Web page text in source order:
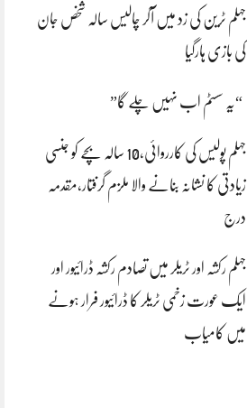
جہلم ٹرین کی زد میں آکر چالیس سالہ شخص جان
کی بازی ہارگیا
“یہ سسٹم اب نہیں چلے گا”
جہلم پولیس کی کارروائی،10 سالہ بچے کو جنسی
زیادتی کا نشانہ بنانے والا ملزم گرفتار،مقدمہ
درج
جہلم رکشہ اور ٹریلر میں تصادم رکشہ ڈرائیور اور
ایک عورت زخمی ٹریلر کا ڈرائیور فرار ہونے
میں کامیاب